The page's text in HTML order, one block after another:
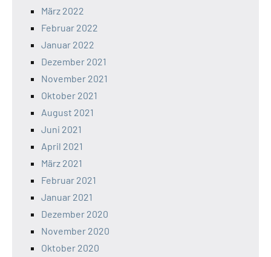
März 2022
Februar 2022
Januar 2022
Dezember 2021
November 2021
Oktober 2021
August 2021
Juni 2021
April 2021
März 2021
Februar 2021
Januar 2021
Dezember 2020
November 2020
Oktober 2020